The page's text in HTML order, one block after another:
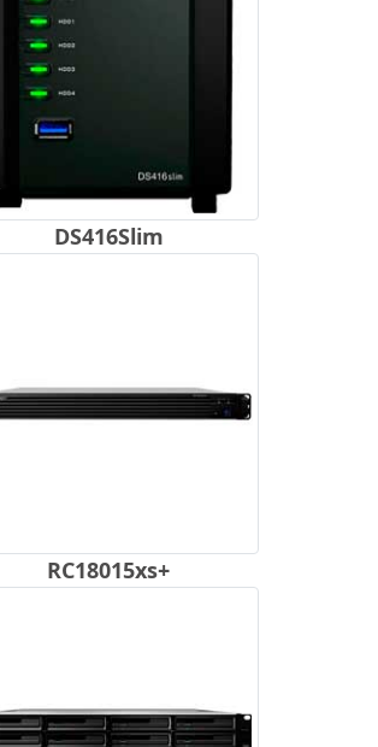
DS416Slim
RC18015xs+